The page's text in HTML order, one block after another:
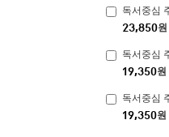
독서중심
23,850원
독서중심
19,350원
독서중심
19,350원